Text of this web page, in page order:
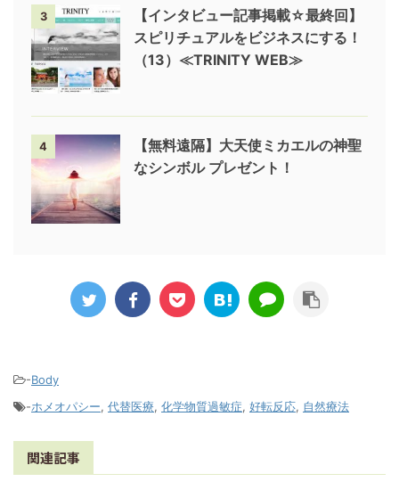
3
【インタビュー記事掲載☆最終回】
スピリチュアルをビジネスにする！
（13）≪TRINITY WEB≫
4
【無料遠隔】大天使ミカエルの神聖
なシンボル プレゼント！
-Body
-ホメオパシー, 代替医療, 化学物質過敏症, 好転反応, 自然療法
関連記事